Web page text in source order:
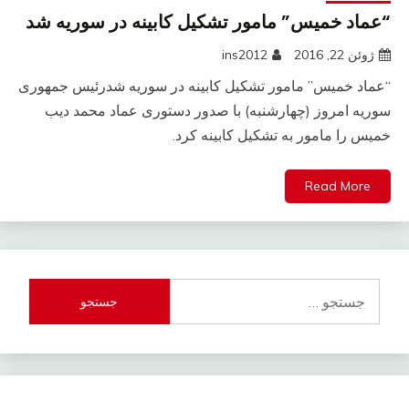
“عماد خمیس” مامور تشکیل کابینه در سوریه شد
ژوئن 22, 2016 ins2012
“عماد خمیس” مامور تشکیل کابینه در سوریه شدرئیس جمهوری
سوریه امروز (چهارشنبه) با صدور دستوری عماد محمد دیب
خمیس را مامور به تشکیل کابینه کرد.
Read More
برای: